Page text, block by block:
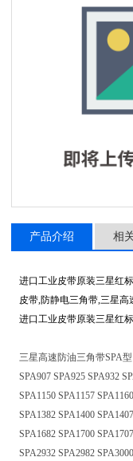
产品介绍 相
进口工业皮带原装三星红
皮带,防静电三角带,三星
进口工业皮带原装三星红
三星高速防油三角带SPA型
SPA907 SPA925 SPA932
SPA1150 SPA1157
SPA1382 SPA1400
SPA1682 SPA1700
SPA2932 SPA2982